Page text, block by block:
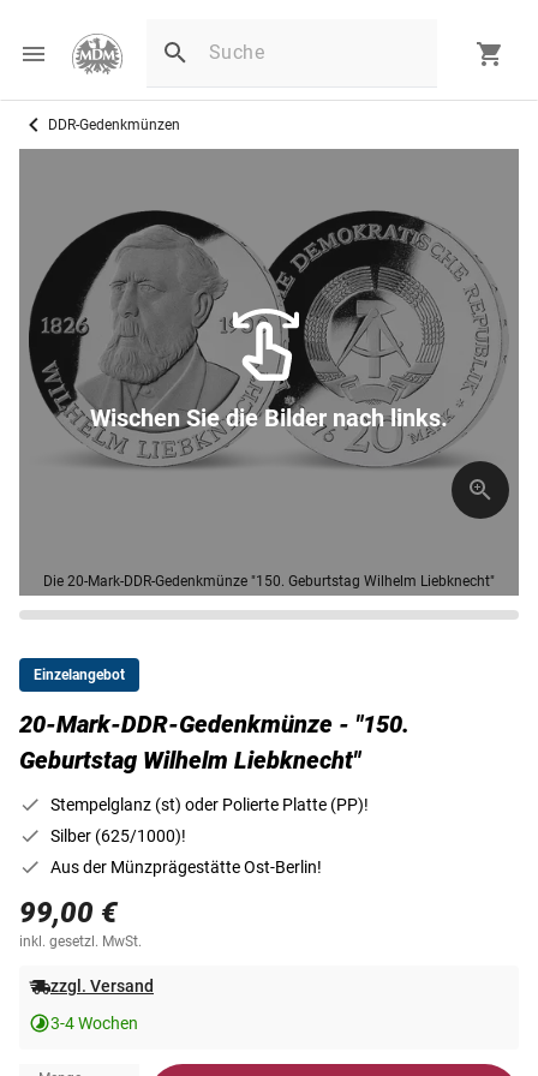
DDR-Gedenkmünzen
Die 20-Mark-DDR-Gedenkmünze "150. Geburtstag Wilhelm Liebknecht"
Wischen Sie die Bilder nach links.
Einzelangebot
20-Mark-DDR-Gedenkmünze - "150.
Geburtstag Wilhelm Liebknecht"
Stempelglanz (st) oder Polierte Platte (PP)!
Silber (625/1000)!
Aus der Münzprägestätte Ost-Berlin!
99,00 €
inkl. gesetzl. MwSt.
zzgl. Versand
3-4 Wochen